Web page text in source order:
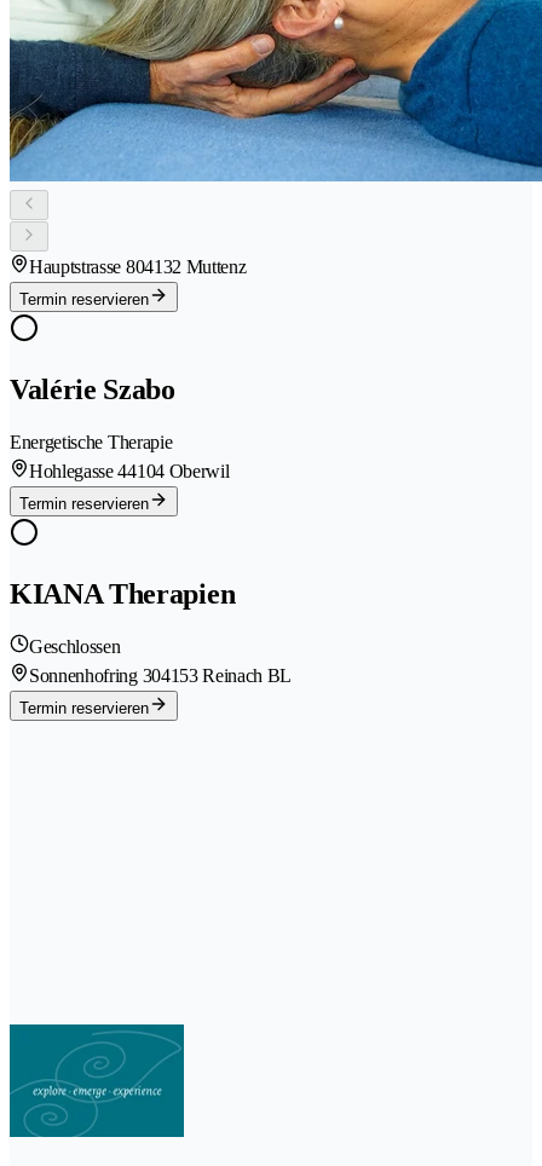
Hauptstrasse 804132 Muttenz
Termin reservieren
Valérie Szabo
Energetische Therapie
Hohlegasse 44104 Oberwil
Termin reservieren
KIANA Therapien
Geschlossen
Sonnenhofring 304153 Reinach BL
Termin reservieren